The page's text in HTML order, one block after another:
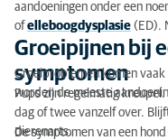
Groeipijnen bij
Groeipijnen bij
Waarom zou je
behandelen?
aandoeningen onder een
ofelleboogdysplasie (ED).
Groeipijnen bij
symptomen
Groeiproblemen komen
worden de meeste
Pups zijn regelmatig
dag of twee vanzelf over.
dierenarts.
De symptomen van een